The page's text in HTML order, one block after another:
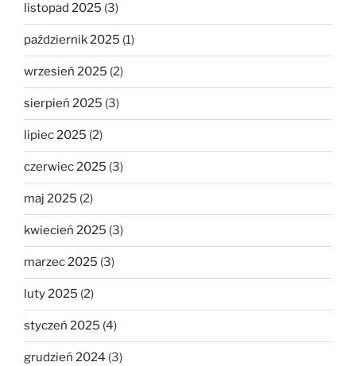
listopad 2025 (3)
październik 2025 (1)
wrzesień 2025 (2)
sierpień 2025 (3)
lipiec 2025 (2)
czerwiec 2025 (3)
maj 2025 (2)
kwiecień 2025 (3)
marzec 2025 (3)
luty 2025 (2)
styczeń 2025 (4)
grudzień 2024 (3)